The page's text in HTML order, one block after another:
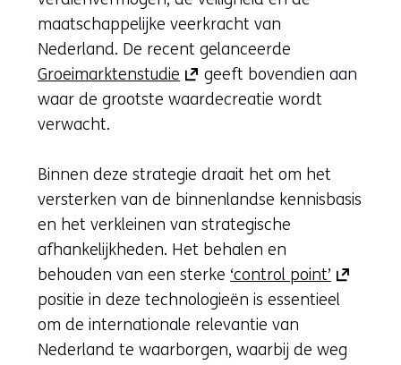
(verwijst
naar
een
andere
maatschappelijke veerkracht van
Nederland. De recent gelanceerde
Groeimarktenstudie (opent
in
(verwijst
naar
een
andere
website)
geeft bovendien aan
waar de grootste waardecreatie wordt
verwacht.
Binnen deze strategie draait het om het
versterken van de binnenlandse kennisbasis
en het verkleinen van strategische
afhankelijkheden. Het behalen en
behouden van een sterke ‘control point’ (opent
in
venster)
positie in deze technologieën is essentieel
om de internationale relevantie van
Nederland te waarborgen, waarbij de weg